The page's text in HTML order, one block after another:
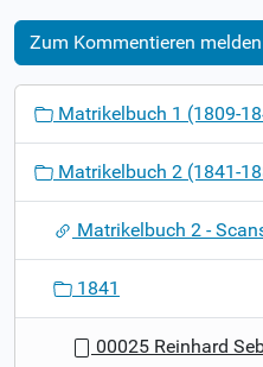
Zum Kommentieren
o
Matrikelbuch 1 (1809-
Matrikelbuch 2 (1841-
Matrikelbuch 2 -
1841
00025 Reinhard